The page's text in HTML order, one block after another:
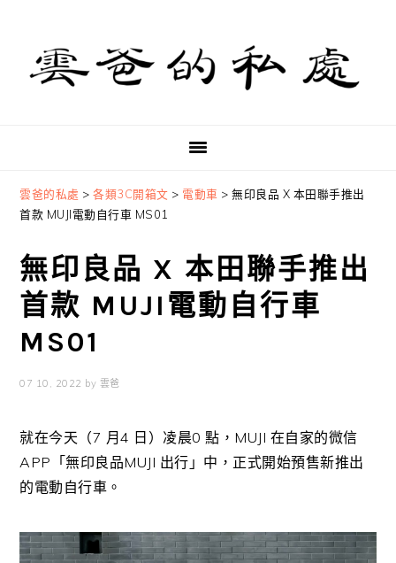
primary
navigation
content
primary
sidebar
雲爸的私處 >各類3C開箱文 > 電動車 >無印良品 X 本田聯手推出
首款 MUJI電動自行車 MS01
無印良品 X 本田聯手推出
首款 MUJI電動自行車
MS01
07 10, 2022 by 雲爸
就在今天（7 月4 日）凌晨0 點，MUJI 在自家的微信
APP「無印良品MUJI 出行」中，正式開始預售新推出
的電動自行車。